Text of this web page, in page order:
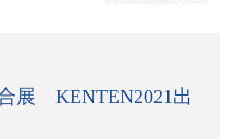
展 KENTEN2021出